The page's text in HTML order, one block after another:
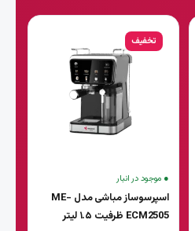
تخفیف
● موجود در انبار
اسپرسوساز مباشی مدل ME-
ECM2505 ظرفیت ۱.۵ لیتر